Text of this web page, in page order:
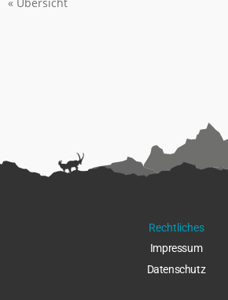
Rechtliches
Impressum
Datenschutz